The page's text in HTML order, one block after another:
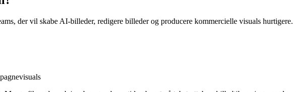
der vil skabe AI-billeder, redigere billeder og producere kommercielle visuals hurtigere.